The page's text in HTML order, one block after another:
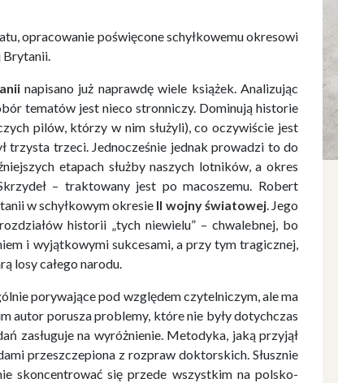
opracowanie poświęcone schyłkowemu okresowi
Brytanii.
napisano już naprawdę wiele książek. Analizując
tematów jest nieco stronniczy. Dominują historie
pilów, którzy w nim służyli), co oczywiście jest
trzysta trzeci. Jednocześnie jednak prowadzi to do
etapach służby naszych lotników, a okres
– traktowany jest po macoszemu. Robert
w schyłkowym okresie II wojny światowej. Jego
historii „tych niewielu” – chwalebnej, bo
i wyjątkowymi sukcesami, a przy tym tragicznej,
losy całego narodu.
porywające pod względem czytelniczym, ale ma
autor porusza problemy, które nie były dotychczas
zasługuje na wyróżnienie. Metodyka, jaką przyjął
przeszczepiona z rozpraw doktorskich. Słusznie
skoncentrować się przede wszystkim na polsko-